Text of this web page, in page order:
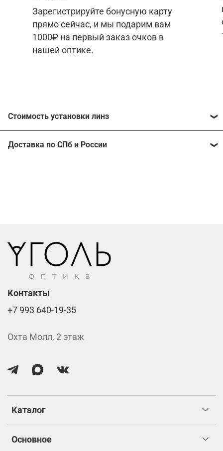
Зарегистрируйте бонусную карту
прямо сейчас, и мы подарим вам
1000₽ на первый заказ очков в
нашей оптике.
Стоимость установки линз
Расчитать стоимость ваших линз поможет
Стоимость указана за две линзы вместе с
изготовлением.
Доставка по СПб и России
Каталог
Основное
Контакты
+7 993 640-19-35
Охта Молл, 2 этаж